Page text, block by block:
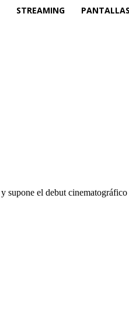
STREAMING PANTALLAS
y supone el debut